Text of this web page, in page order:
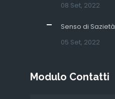
08 Set, 2022
Senso di Sazietà
05 Set, 2022
Modulo Contatti